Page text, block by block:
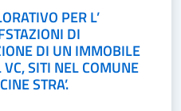
PER L’
DI
DI UN IMMOBILE
VC, SITI NEL COMUNE
STRA’.